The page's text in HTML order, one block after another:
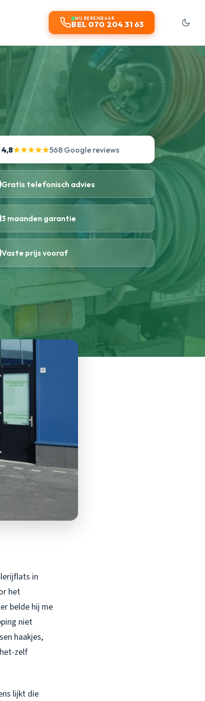
NU BEREIKBAAR
BEL 070 204 31 63
4,8★★★★★568 Google reviews
Gratis telefonisch advies
3 maanden garantie
Vaste prijs vooraf
in
het
belde hij me
niet
haakjes,
zelf
lijkt die